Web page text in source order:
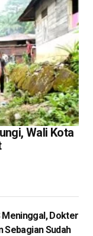
Wali Kota
Dokter
Sebagian Sudah